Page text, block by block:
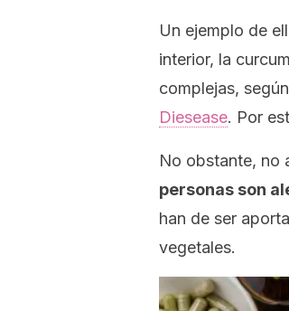
Un ejemplo de
interior, la
complejas,
Diesease. Por
No obstante, no
personas son
han de ser
vegetales.